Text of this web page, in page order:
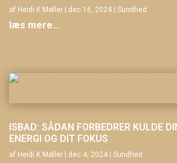
af Heidi K Møller dec 16, 2024 Sundhed
læs mere...
ISBAD: SÅDAN FORBEDRER KULDE
ENERGI OG DIT FOKUS
af Heidi K Møller dec 4, 2024 Sundhed